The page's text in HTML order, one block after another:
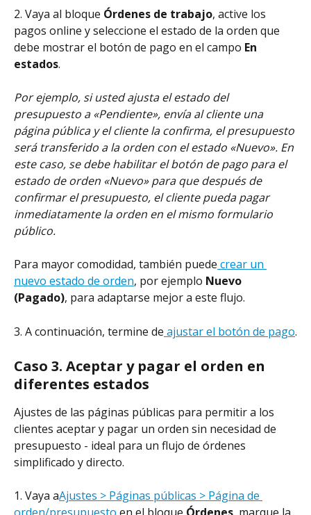
2. Vaya al bloque Órdenes de trabajo, active los
pagos online y seleccione el estado de la orden que
debe mostrar el botón de pago en el campo En
estados.
Por ejemplo, si usted ajusta el estado del
presupuesto a «Pendiente», envía al cliente una
página pública y el cliente la confirma, el presupuesto
será transferido a la orden con el estado «Nuevo». En
este caso, se debe habilitar el botón de pago para el
estado de orden «Nuevo» para que después de
confirmar el presupuesto, el cliente pueda pagar
inmediatamente la orden en el mismo formulario
público.
Para mayor comodidad, también puede crear un
nuevo estado de orden, por ejemplo Nuevo
(Pagado), para adaptarse mejor a este flujo.
3. A continuación, termine de ajustar el botón de pago.
Caso 3. Aceptar y pagar el orden en
diferentes estados
Ajustes de las páginas públicas para permitir a los
clientes aceptar y pagar un orden sin necesidad de
presupuesto - ideal para un flujo de órdenes
simplificado y directo.
1. Vaya aAjustes > Páginas públicas > Página de